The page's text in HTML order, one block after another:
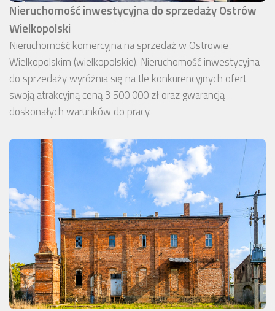
Nieruchomość inwestycyjna do sprzedaży Ostrów
Wielkopolski
Nieruchomość komercyjna na sprzedaż w Ostrowie
Wielkopolskim (wielkopolskie). Nieruchomość inwestycyjna
do sprzedaży wyróżnia się na tle konkurencyjnych ofert
swoją atrakcyjną ceną 3 500 000 zł oraz gwarancją
doskonałych warunków do pracy.